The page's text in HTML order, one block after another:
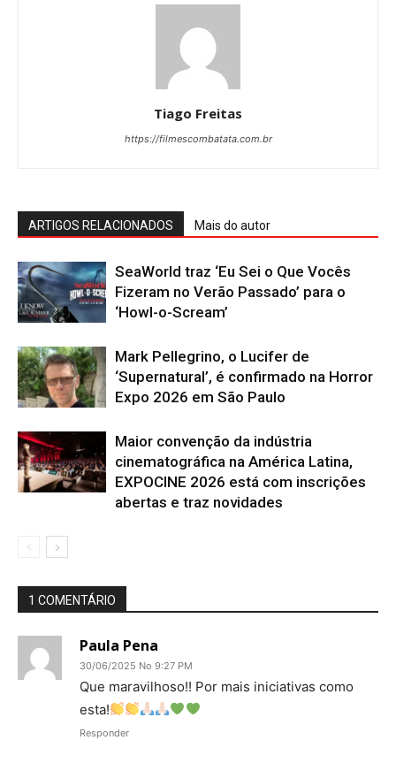
Tiago Freitas
https://filmescombatata.com.br
ARTIGOS RELACIONADOS Mais do autor
SeaWorld traz ‘Eu Sei o Que Vocês
Fizeram no Verão Passado’ para o
‘Howl-o-Scream’
Mark Pellegrino, o Lucifer de
‘Supernatural’, é confirmado na Horror
Expo 2026 em São Paulo
Maior convenção da indústria
cinematográfica na América Latina,
EXPOCINE 2026 está com inscrições
abertas e traz novidades
1 COMENTÁRIO
Paula Pena
30/06/2025 No 9:27 PM
Que maravilhoso!! Por mais iniciativas como
esta!
Responder